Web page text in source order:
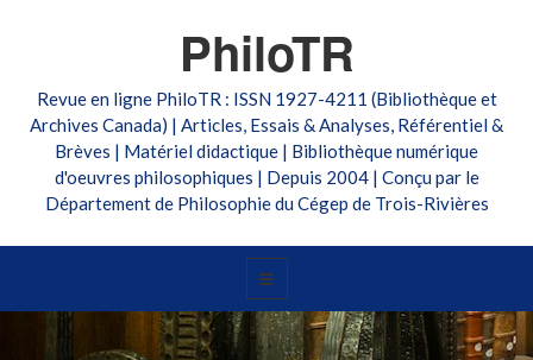
PhiloTR
Revue en ligne PhiloTR : ISSN 1927-4211 (Bibliothèque et
Archives Canada) | Articles, Essais & Analyses, Référentiel &
Brèves | Matériel didactique | Bibliothèque numérique
d'oeuvres philosophiques | Depuis 2004 | Conçu par le
Département de Philosophie du Cégep de Trois-Rivières